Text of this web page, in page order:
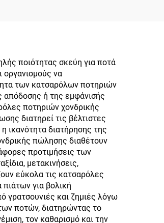
ποιότητας σκεύη για ποτά
οργανισμούς να
των κατσαρόλων ποτηριών
απόδοσης ή της εμφάνισής
ποτηριών χονδρικής
διατηρεί τις βέλτιστες
ικανότητα διατήρησης της
πώλησης διαθέτουν
προτιμήσεις των
μετακινήσεις,
εύκολα τις κατσαρόλες
για βολική
γρατσουνιές και ζημιές λόγω
ποτών, διατηρώντας το
τον καθαρισμό και την